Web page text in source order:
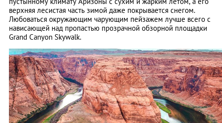
верхняя лесистая часть зимой даже покрывается снегом.
Любоваться окружающим чарующим пейзажем лучше всего с
нависающей над пропастью прозрачной обзорной площадки
Grand Canyon Skywalk.